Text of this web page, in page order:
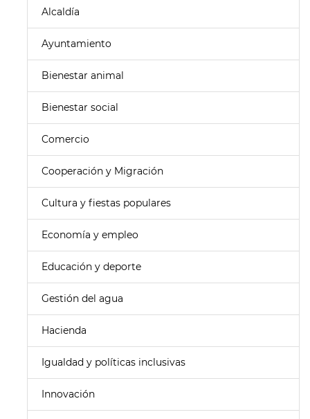
Alcaldía
Ayuntamiento
Bienestar animal
Bienestar social
Comercio
Cooperación y Migración
Cultura y fiestas populares
Economía y empleo
Educación y deporte
Gestión del agua
Hacienda
Igualdad y políticas inclusivas
Innovación